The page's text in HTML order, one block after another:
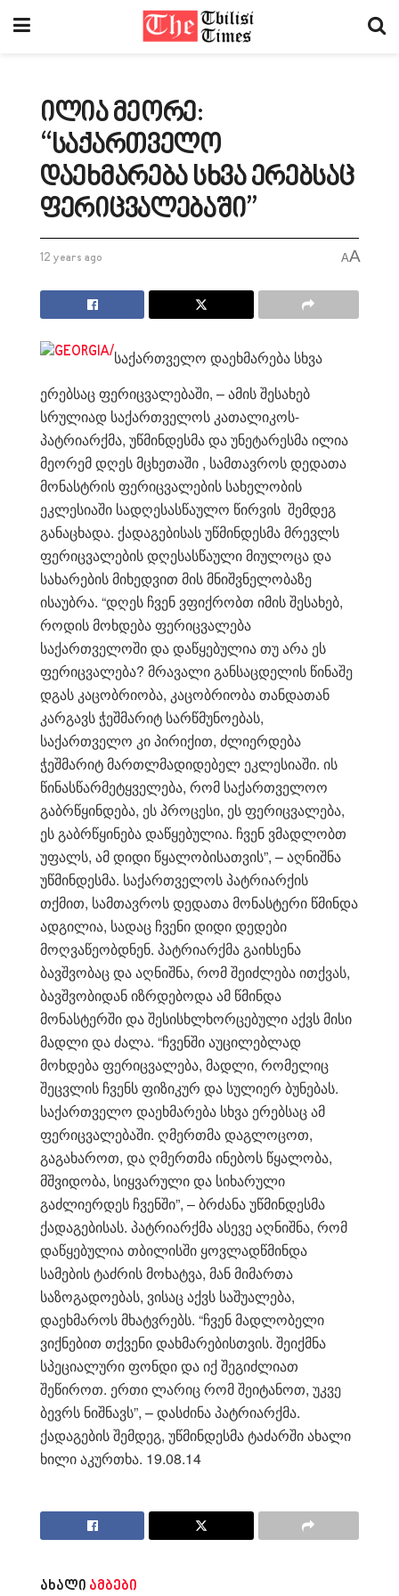
ილია მეორე:
“საქართველო
დაეხმარება სხვა ერებსაც
ფერიცვალებაში”
12 years ago AA
საქართველო დაეხმარება სხვა
ერებსაც ფერიცვალებაში, – ამის შესახებ
სრულიად საქართველოს კათალიკოს-
პატრიარქმა, უწმინდესმა და უნეტარესმა ილია
მეორემ დღეს მცხეთაში , სამთავროს დედათა
მონასტრის ფერიცვალების სახელობის
ეკლესიაში სადღესასწაულო წირვის შემდეგ
განაცხადა. ქადაგებისას უწმინდესმა მრევლს
ფერიცვალების დღესასწაული მიულოცა და
სახარების მიხედვით მის მნიშვნელობაზე
ისაუბრა. “დღეს ჩვენ ვფიქრობთ იმის შესახებ,
როდის მოხდება ფერიცვალება
საქართველოში და დაწყებულია თუ არა ეს
ფერიცვალება? მრავალი განსაცდელის წინაშე
დგას კაცობრიობა, კაცობრიობა თანდათან
კარგავს ჭეშმარიტ სარწმუნოებას,
საქართველო კი პირიქით, ძლიერდება
ჭეშმარიტ მართლმადიდებელ ეკლესიაში. ის
წინასწარმეტყველება, რომ საქართველოო
გაბრწყინდება, ეს პროცესი, ეს ფერიცვალება,
ეს გაბრწყინება დაწყებულია. ჩვენ ვმადლობთ
უფალს, ამ დიდი წყალობისათვის”, – აღნიშნა
უწმინდესმა. საქართველოს პატრიარქის
თქმით, სამთავროს დედათა მონასტერი წმინდა
ადგილია, სადაც ჩვენი დიდი დედები
მოღვაწეობდნენ. პატრიარქმა გაიხსენა
ბავშვობაც და აღნიშნა, რომ შეიძლება ითქვას,
ბავშვობიდან იზრდებოდა ამ წმინდა
მონასტერში და შესისხლხორცებული აქვს მისი
მადლი და ძალა. “ჩვენში აუცილებლად
მოხდება ფერიცვალება, მადლი, რომელიც
შეცვლის ჩვენს ფიზიკურ და სულიერ ბუნებას.
საქართველო დაეხმარება სხვა ერებსაც ამ
ფერიცვალებაში. ღმერთმა დაგლოცოთ,
გაგახაროთ, და ღმერთმა ინებოს წყალობა,
მშვიდობა, სიყვარული და სიხარული
გაძლიერდეს ჩვენში”, – ბრძანა უწმინდესმა
ქადაგებისას. პატრიარქმა ასევე აღნიშნა, რომ
დაწყებულია თბილისში ყოვლადწმინდა
სამების ტაძრის მოხატვა, მან მიმართა
საზოგადოებას, ვისაც აქვს საშუალება,
დაეხმაროს მხატვრებს. “ჩვენ მადლობელი
ვიქნებით თქვენი დახმარებისთვის. შეიქმნა
სპეციალური ფონდი და იქ შეგიძლიათ
შეწიროთ. ერთი ლარიც რომ შეიტანოთ, უკვე
ბევრს ნიშნავს”, – დასძინა პატრიარქმა.
ქადაგების შემდეგ, უწმინდესმა ტაძარში ახალი
ხილი აკურთხა. 19.08.14
ახალი ამბები